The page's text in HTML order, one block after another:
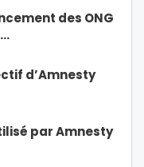
des ONG
d’Amnesty
par Amnesty